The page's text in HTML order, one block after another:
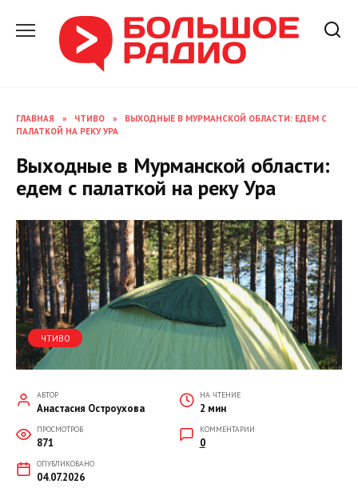
содержанию
ГЛАВНАЯ » ЧТИВО »
ВЫХОДНЫЕ В МУРМАНСКОЙ ОБЛАСТИ: ЕДЕМ С
ПАЛАТКОЙ НА РЕКУ УРА
Выходные в Мурманской области:
едем с палаткой на реку Ура
ЧТИВО
АВТОР
Анастасия Остроухова
НА ЧТЕНИЕ
2 мин
ПРОСМОТРОВ
871
КОММЕНТАРИИ
0
ОПУБЛИКОВАНО
04.07.2026